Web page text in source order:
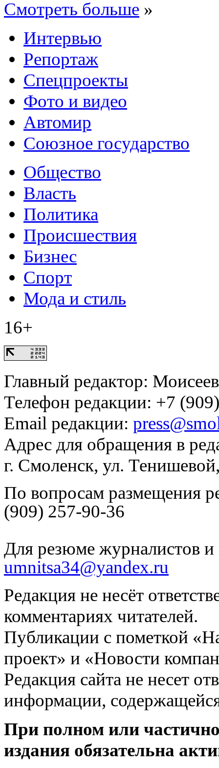
Смотреть больше »
Интервью
Репортаж
Спецпроекты
Фото и видео
Автомир
Союзное государство
Общество
Власть
Политика
Происшествия
Бизнес
Спорт
Мода и стиль
16+
Главный редактор:
Телефон редакции: +7
Email редакции:
Адрес для обращения в
г. Смоленск, ул.
По вопросам размещения
(909) 257-90-36
Для резюме журналистов и
umnitsa34@yandex.ru
Редакция не несёт
комментариях читателей.
Публикации с пометкой
проект» и «Новости
Редакция сайта не несет
информации,
При полном или
издания обязательна